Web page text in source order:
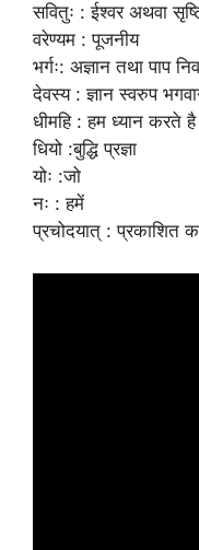
सवितुः : ईश्वर अथवा
वरेण्यम : पूजनीय
भर्गः: अज्ञान तथा पाप
देवस्य : ज्ञान स्वरुप
धीमहि : हम ध्यान करते है
धियो :बुद्धि प्रज्ञा
योः :जो
नः : हमें
प्रचोदयात् : प्रकाशित